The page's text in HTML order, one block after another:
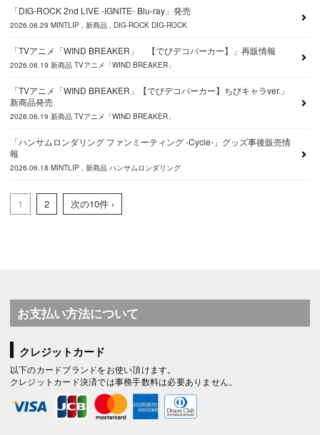
「DIG-ROCK 2nd LIVE -IGNITE- Blu-ray」発売
2026.06.29 MINTLIP 新商品 DIG-ROCK DIG-ROCK
「TVアニメ「WIND BREAKER」 【でびデコパーカー】」再販情報
2026.06.19 新商品 TVアニメ「WIND BREAKER」
「TVアニメ「WIND BREAKER」【でびデコパーカー】ちびキャラver.」
新商品発売
2026.06.19 新商品 TVアニメ「WIND BREAKER」
「ハンサムロンダリング ファンミーティング -Cycle-」グッズ事後販売情
報
2026.06.18 MINTLIP 新商品 ハンサムロンダリング
1 2 次の10件 ›
お支払い方法について
クレジットカード
以下のカードブランドをお使い頂けます。
クレジットカード決済では事務手数料は必要ありません。